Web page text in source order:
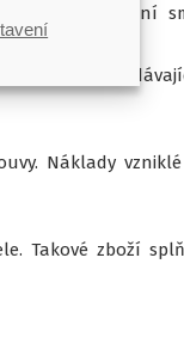
uzavřít kupní
a
Náklady
Takové zboží